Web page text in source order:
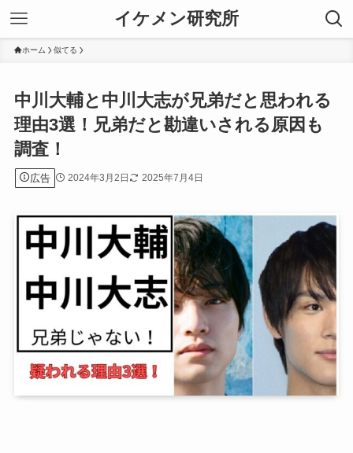
イケメン研究所
ホーム 似てる
中川大輔と中川大志が兄弟だと思われる
理由3選！兄弟だと勘違いされる原因も
調査！
広告 2024年3月2日 2025年7月4日